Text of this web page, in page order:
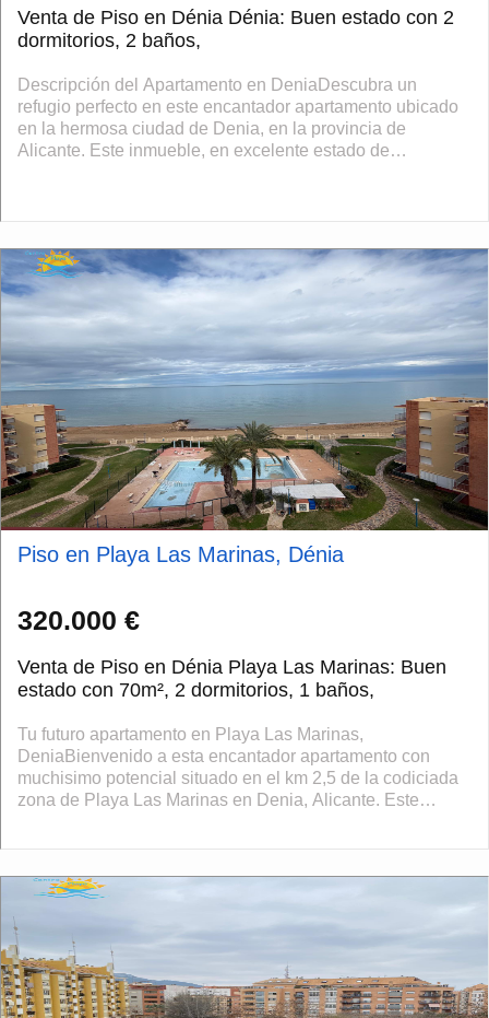
Venta de Piso en Dénia Dénia: Buen estado con 2
dormitorios, 2 baños,
Descripción del Apartamento en DeniaDescubra un
refugio perfecto en este encantador apartamento ubicado
en la hermosa ciudad de Denia, en la provincia de
Alicante. Este inmueble, en excelente estado de
Piso en Playa Las Marinas, Dénia
320.000 €
Venta de Piso en Dénia Playa Las Marinas: Buen
estado con 70m², 2 dormitorios, 1 baños,
Tu futuro apartamento en Playa Las Marinas,
DeniaBienvenido a esta encantador apartamento con
muchisimo potencial situado en el km 2,5 de la codiciada
zona de Playa Las Marinas en Denia, Alicante. Este